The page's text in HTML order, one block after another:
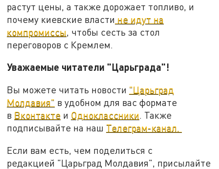
растут цены, а также дорожает топливо, и
почему киевские власти не идут на
компромиссы , чтобы сесть за стол
переговоров с Кремлем.
Уважаемые читатели "Царьграда"!
Вы можете читать новости "Царьград
Молдавия" в удобном для вас формате
в Вконтакте и Одноклассники. Также
подписывайте на наш Телеграм-канал.
Если вам есть, чем поделиться с
редакцией "Царьград Молдавия", присылайте